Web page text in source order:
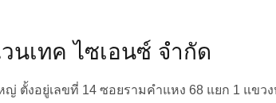
นเทค ไซเอนซ์ จำกัด
ญ่ ตั้งอยู่เลขที่ 14 ซอยรามคำแหง 68 แยก 1 แขว